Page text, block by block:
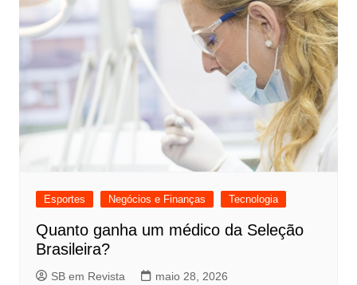
Esportes Negócios e Finanças Tecnologia
Quanto ganha um médico da Seleção
Brasileira?
SB em Revista maio 28, 2026